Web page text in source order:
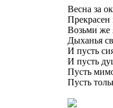
Весна за
Прекрасен
Возьми же
Дыханья
И пусть
И пусть
Пусть
Пусть